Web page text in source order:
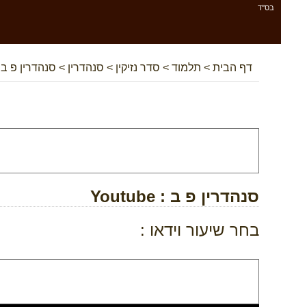
בס''ד
דף הבית > תלמוד > סדר נזיקין > סנהדרין > סנהדרין פ ב
סנהדרין פ ב : Youtube
בחר שיעור וידאו :